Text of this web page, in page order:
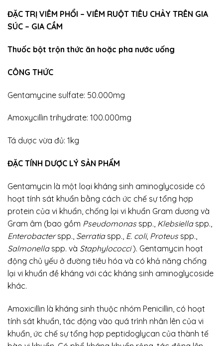
ĐẶC TRỊ VIÊM PHỔI – VIÊM RUỘT TIÊU CHẢY TRÊN GIA
SÚC – GIA CẦM
Thuốc bột trộn thức ăn hoặc pha nước uống
CÔNG THỨC
Gentamycine sulfate: 50.000mg
Amoxycillin trihydrate: 100.000mg
Tá dược vừa đủ: 1kg
ĐẶC TÍNH DƯỢC LÝ SẢN PHẨM
Gentamycin là một loại kháng sinh aminoglycoside có
hoạt tính sát khuẩn bằng cách ức chế sự tổng hợp
protein của vi khuẩn, chống lại vi khuẩn Gram dương và
Gram âm (bao gồm Pseudomonasspp., Klebsiellaspp.,
Enterobacterspp., Serratiaspp., E. coli, Proteus spp.,
Salmonellaspp. và Staphylococci). Gentamycin hoạt
động chủ yếu ở đường tiêu hóa và có khả năng chống
lại vi khuẩn đề kháng với các kháng sinh aminoglycoside
khác.
Amoxicillin là kháng sinh thuộc nhóm Penicillin, có hoạt
tính sát khuẩn, tác động vào quá trình nhân lên của vi
khuẩn, ức chế sự tổng hợp peptidoglycan của thành tế